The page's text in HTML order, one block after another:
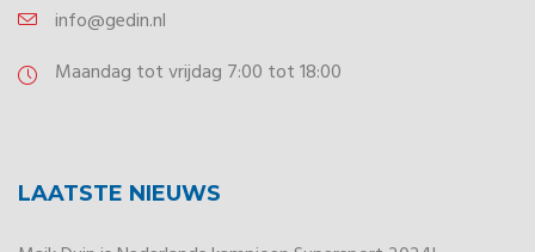
info@gedin.nl
Maandag tot vrijdag 7:00 tot 18:00
LAATSTE NIEUWS